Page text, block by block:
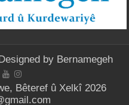
by Bernamegeh
Bêteref û Xelkî 2026